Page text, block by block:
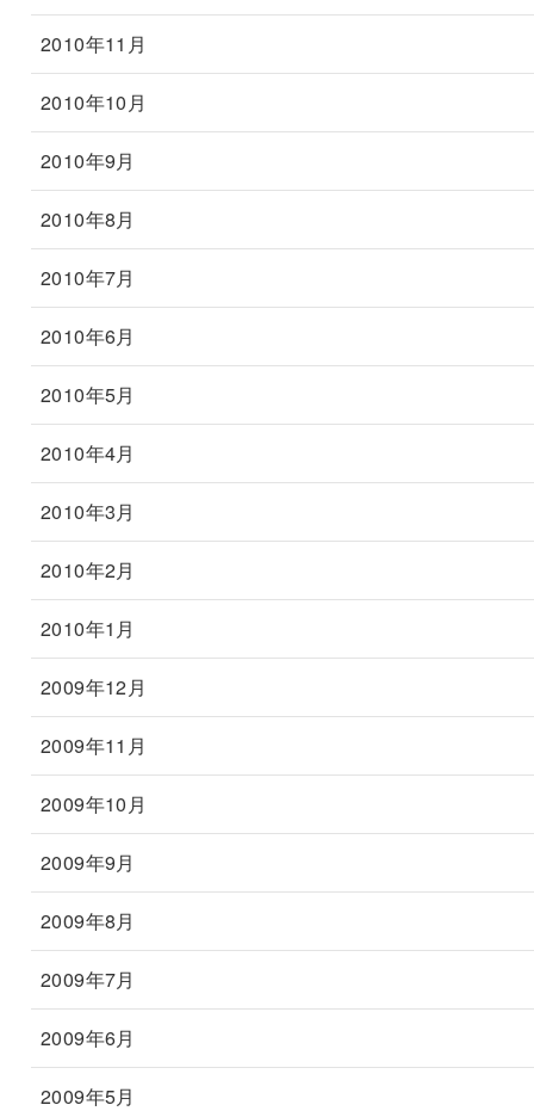
2010年11月
2010年10月
2010年9月
2010年8月
2010年7月
2010年6月
2010年5月
2010年4月
2010年3月
2010年2月
2010年1月
2009年12月
2009年11月
2009年10月
2009年9月
2009年8月
2009年7月
2009年6月
2009年5月